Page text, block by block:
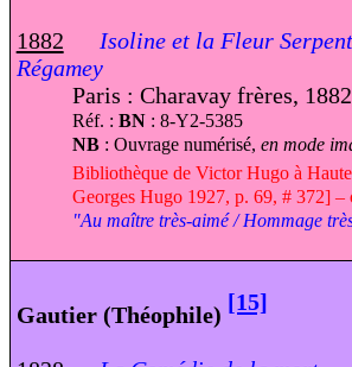
1882
Isoline et la Fleur
Régamey
Paris : Charavay frères,
Réf. : BN: 8-Y2-5385
NB: Ouvrage numérisé, en mode
Bibliothèque de Victor Hugo à
Georges Hugo 1927, p. 69, # 372] –
"Au maître très-aimé / Hommage
Gautier (Théophile) [15]